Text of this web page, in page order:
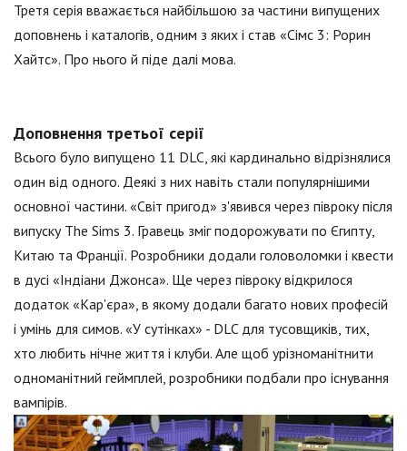
Третя серія вважається найбільшою за частини випущених
доповнень і каталогів, одним з яких і став «Сімс 3: Рорин
Хайтс». Про нього й піде далі мова.
Доповнення третьої серії
Всього було випущено 11 DLC, які кардинально відрізнялися
один від одного. Деякі з них навіть стали популярнішими
основної частини. «Світ пригод» з'явився через півроку після
випуску The Sims 3. Гравець зміг подорожувати по Єгипту,
Китаю та Франції. Розробники додали головоломки і квести
в дусі «Індіани Джонса». Ще через півроку відкрилося
додаток «Кар'єра», в якому додали багато нових професій
і умінь для симов. «У сутінках» - DLC для тусовщиків, тих,
хто любить нічне життя і клуби. Але щоб урізноманітнити
одноманітний геймплей, розробники подбали про існування
вампірів.